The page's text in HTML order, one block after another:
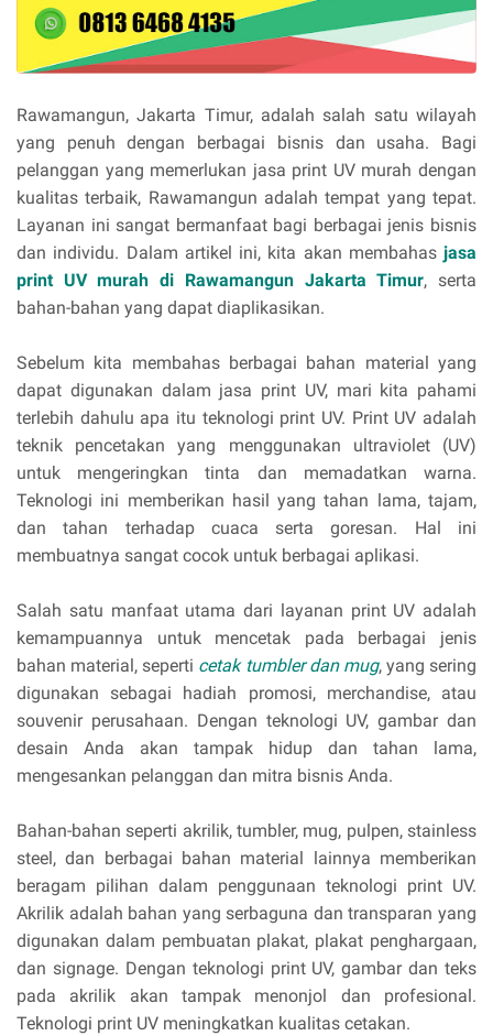
Rawamangun, Jakarta Timur, adalah salah satu wilayah
yang penuh dengan berbagai bisnis dan usaha. Bagi
pelanggan yang memerlukan jasa print UV murah dengan
kualitas terbaik, Rawamangun adalah tempat yang tepat.
Layanan ini sangat bermanfaat bagi berbagai jenis bisnis
dan individu. Dalam artikel ini, kita akan membahas jasa
print UV murah di Rawamangun Jakarta Timur, serta
bahan-bahan yang dapat diaplikasikan.
Sebelum kita membahas berbagai bahan material yang
dapat digunakan dalam jasa print UV, mari kita pahami
terlebih dahulu apa itu teknologi print UV. Print UV adalah
teknik pencetakan yang menggunakan ultraviolet (UV)
untuk mengeringkan tinta dan memadatkan warna.
Teknologi ini memberikan hasil yang tahan lama, tajam,
dan tahan terhadap cuaca serta goresan. Hal ini
membuatnya sangat cocok untuk berbagai aplikasi.
Salah satu manfaat utama dari layanan print UV adalah
kemampuannya untuk mencetak pada berbagai jenis
bahan material, seperti cetak tumbler dan mug, yang sering
digunakan sebagai hadiah promosi, merchandise, atau
souvenir perusahaan. Dengan teknologi UV, gambar dan
desain Anda akan tampak hidup dan tahan lama,
mengesankan pelanggan dan mitra bisnis Anda.
Bahan-bahan seperti akrilik, tumbler, mug, pulpen, stainless
steel, dan berbagai bahan material lainnya memberikan
beragam pilihan dalam penggunaan teknologi print UV.
Akrilik adalah bahan yang serbaguna dan transparan yang
digunakan dalam pembuatan plakat, plakat penghargaan,
dan signage. Dengan teknologi print UV, gambar dan teks
pada akrilik akan tampak menonjol dan profesional.
Teknologi print UV meningkatkan kualitas cetakan.